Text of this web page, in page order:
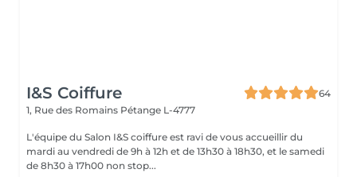
I&S Coiffure
64
1, Rue des Romains Pétange L-4777
L'équipe du Salon I&S coiffure est ravi de vous accueillir du
mardi au vendredi de 9h à 12h et de 13h30 à 18h30, et le samedi
de 8h30 à 17h00 non stop...